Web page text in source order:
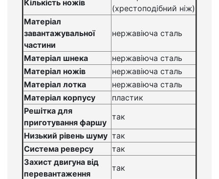
Кількість ножів
(хрестоподібний ніж)
Матеріал
завантажувальної
частини
нержавіюча сталь
Матеріал шнека
нержавіюча сталь
Матеріал ножів
нержавіюча сталь
Матеріал лотка
нержавіюча сталь
Матеріал корпусу
пластик
Решітка для
приготування фаршу
так
Низький рівень шуму так
Система реверсу
так
Захист двигуна від
перевантаження
так